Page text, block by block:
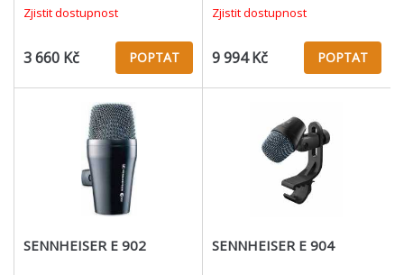
velkomembránovéh
Zjistit dostupnost
3 660 Kč POPTAT
kvalitou zvuku je vhodný pro
použití v nahrávacím
Zjistit dostupnost
9 994 Kč POPTAT
SENNHEISER E 902 SENNHEISER E 904